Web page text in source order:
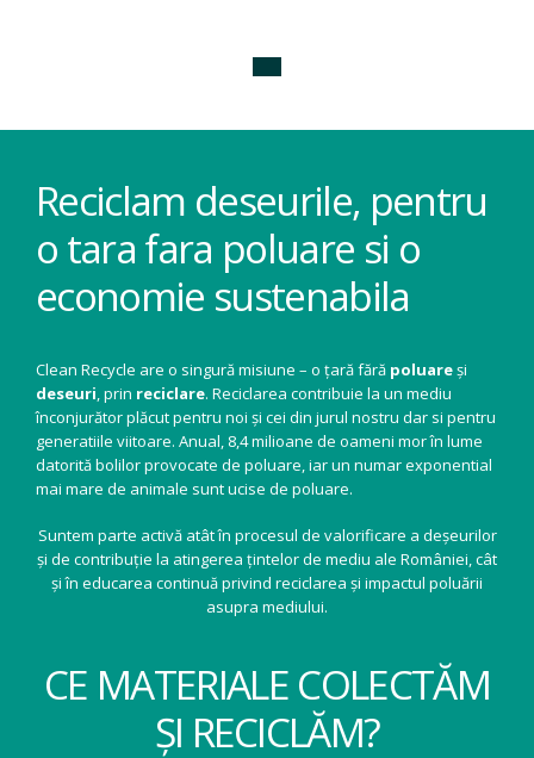
Reciclam deseurile, pentru
o tara fara poluare si o
economie sustenabila
Clean Recycle are o singură misiune – o țară fără poluareși
deseuri, prin reciclare. Reciclarea contribuie la un mediu
înconjurător plăcut pentru noi și cei din jurul nostru dar si pentru
generatiile viitoare. Anual, 8,4 milioane de oameni mor în lume
datorită bolilor provocate de poluare, iar un numar exponential
mai mare de animale sunt ucise de poluare.
Suntem parte activă atât în procesul de valorificare a deșeurilor
și de contribuție la atingerea țintelor de mediu ale României, cât
și în educarea continuă privind reciclarea și impactul poluării
asupra mediului.
CE MATERIALE COLECTĂM
ȘI RECICLĂM?